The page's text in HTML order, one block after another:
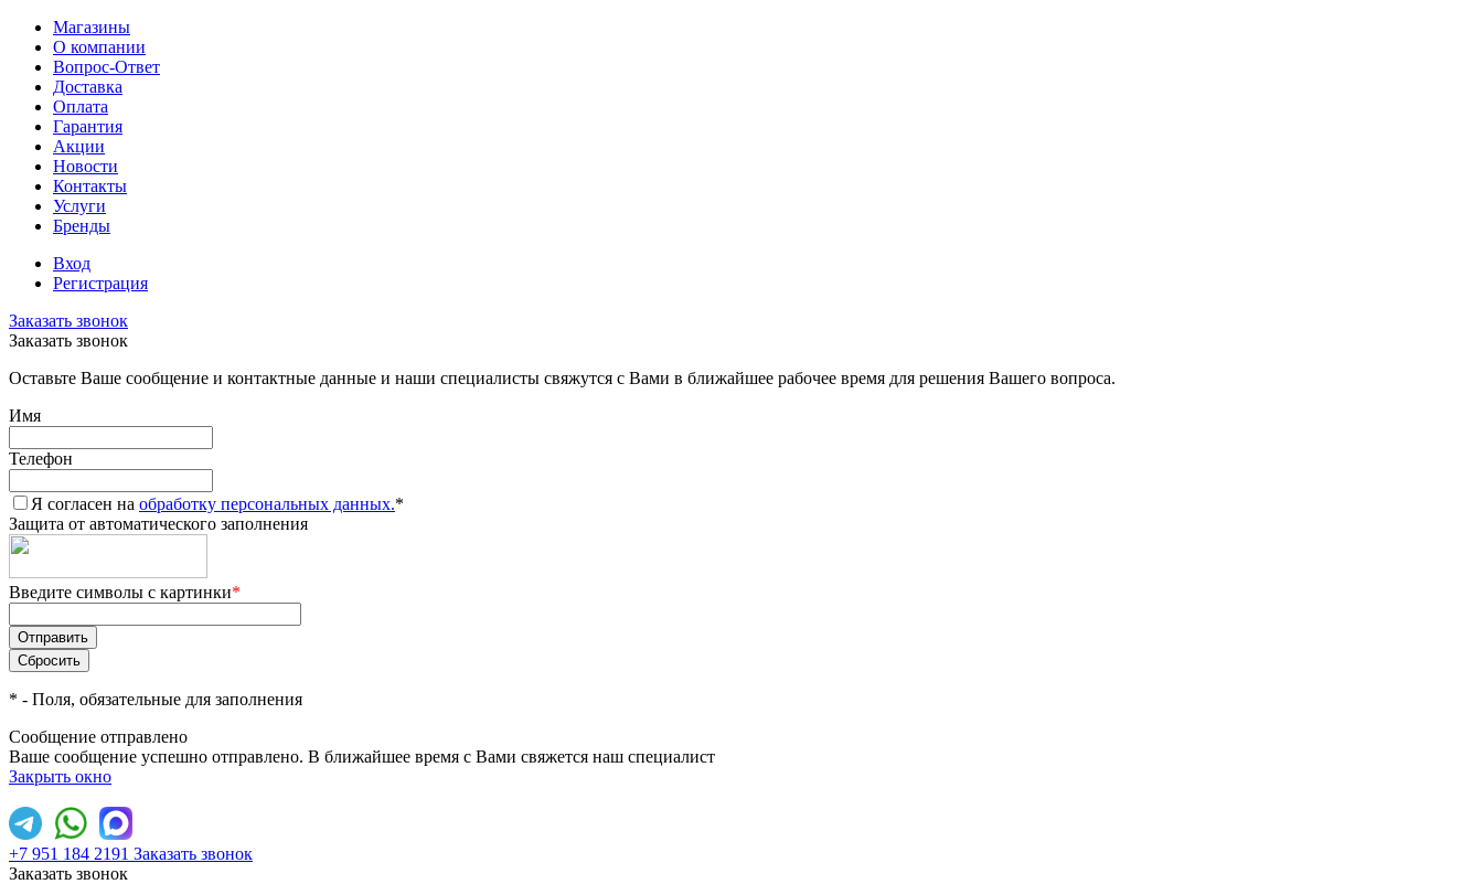
Магазины
О компании
Вопрос-Ответ
Доставка
Оплата
Гарантия
Акции
Новости
Контакты
Услуги
Бренды
Вход
Регистрация
Заказать звонок
Заказать звонок
Оставьте Ваше сообщение и контактные данные и наши специалисты свяжутся с Вами в ближайшее рабочее время для решения Вашего вопроса.
Имя
Телефон
Я согласен на обработку персональных данных.*
Защита от автоматического заполнения
Введите символы с картинки*
* - Поля, обязательные для заполнения
Сообщение отправлено
Ваше сообщение успешно отправлено. В ближайшее время с Вами свяжется наш специалист
Закрыть окно
+7 951 184 2191 Заказать звонок
Заказать звонок